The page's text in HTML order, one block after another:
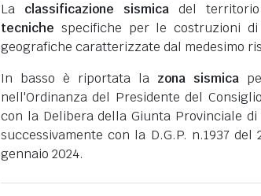
La classificazione sismica del
tecniche specifiche per le costruzioni
geografiche caratterizzate dal medesimo
In basso è riportata la zona sismica
nell'Ordinanza del Presidente del
con la Delibera della Giunta Provinciale di
successivamente con la D.G.P. n.1937
gennaio 2024.